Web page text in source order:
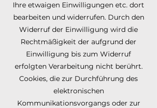
Ihre etwaigen Einwilligungen etc. dort
bearbeiten und widerrufen. Durch den
Widerruf der Einwilligung wird die
Rechtmäßigkeit der aufgrund der
Einwilligung bis zum Widerruf
erfolgten Verarbeitung nicht berührt.
Cookies, die zur Durchführung des
elektronischen
Kommunikationsvorgangs oder zur